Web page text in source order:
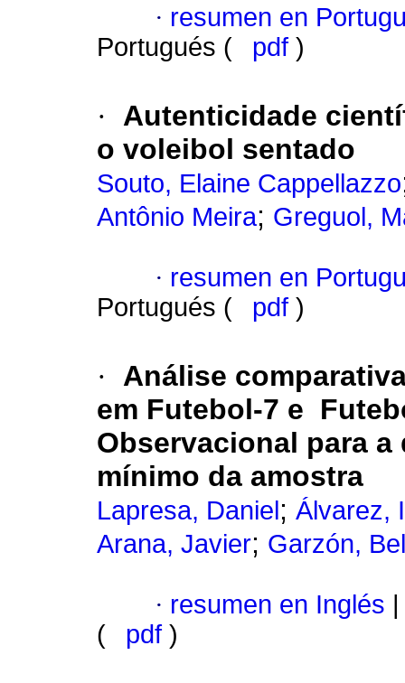
· resumen en
Portugués (
pdf )
·
Autenticidade
o voleibol sentado
Souto, Elaine Cappellazzo
Antônio Meira; Greguol,
· resumen en
Portugués (
pdf )
·
Análise
em Futebol-7 e
Observacional para
mínimo da amostra
Lapresa, Daniel ; Álvarez,
Arana, Javier; Garzón,
· resumen en Inglés
(
pdf )